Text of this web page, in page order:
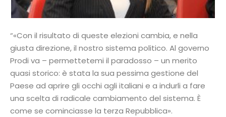
“«Con il risultato di queste elezioni cambia, e nella
giusta direzione, il nostro sistema politico. Al governo
Prodi va – permettetemi il paradosso – un merito
quasi storico: è stata la sua pessima gestione del
Paese ad aprire gli occhi agli italiani e a indurli a fare
una scelta di radicale cambiamento del sistema. È
come se cominciasse la terza Repubblica».